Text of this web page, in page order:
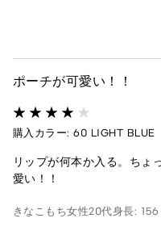
ポーチが可愛い！！
購入カラー: 60 LIGHT BLUE
リップが何本か入る。ちょ
愛い！！
きなこもち女性20代身長: